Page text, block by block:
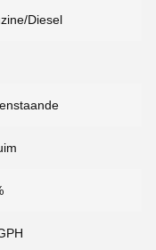
Diesel